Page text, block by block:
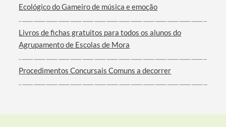
Filtros
Ecológico do Gameiro de música e emoção
Livros de fichas gratuitos para todos os alunos do
Agrupamento de Escolas de Mora
Procedimentos Concursais Comuns a decorrer